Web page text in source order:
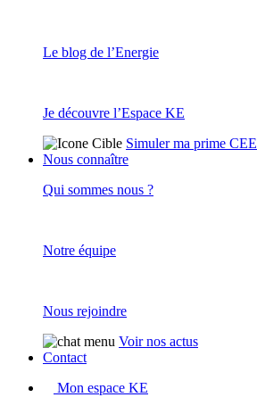
Le blog de l’Energie
Je découvre l’Espace KE
Simuler ma prime CEE
Nous connaître
Qui sommes nous ?
Notre équipe
Nous rejoindre
Voir nos actus
Contact
Mon espace KE